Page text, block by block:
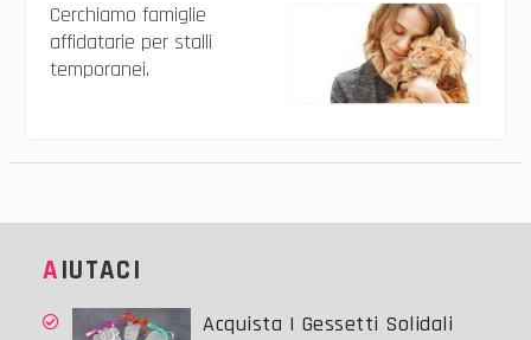
Cerchiamo famiglie
affidatarie per stalli
temporanei.
AIUTACI
Acquista I Gessetti Solidali